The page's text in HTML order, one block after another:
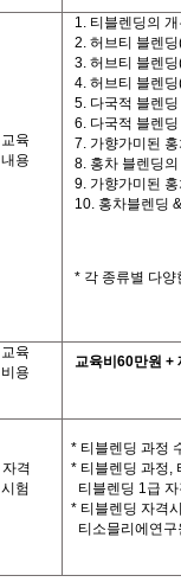
교육
내용
1. 티블렌딩의 개
2. 허브티 블렌딩
3. 허브티 블렌딩
4. 허브티 블렌딩
5. 다국적 블렌
6. 다국적 블렌
7. 가향가미된
8. 홍차 블렌딩
9. 가향가미된
10. 홍차블렌딩 &
* 각 종류별 다양
교육
비용
교육비 60만원 +
자격
시험
* 티블렌딩 과정
* 티블렌딩 과정,
티블렌딩 1급
* 티블렌딩 자격
티소믈리에연